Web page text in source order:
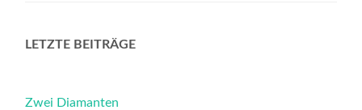
LETZTE BEITRÄGE
Zwei Diamanten